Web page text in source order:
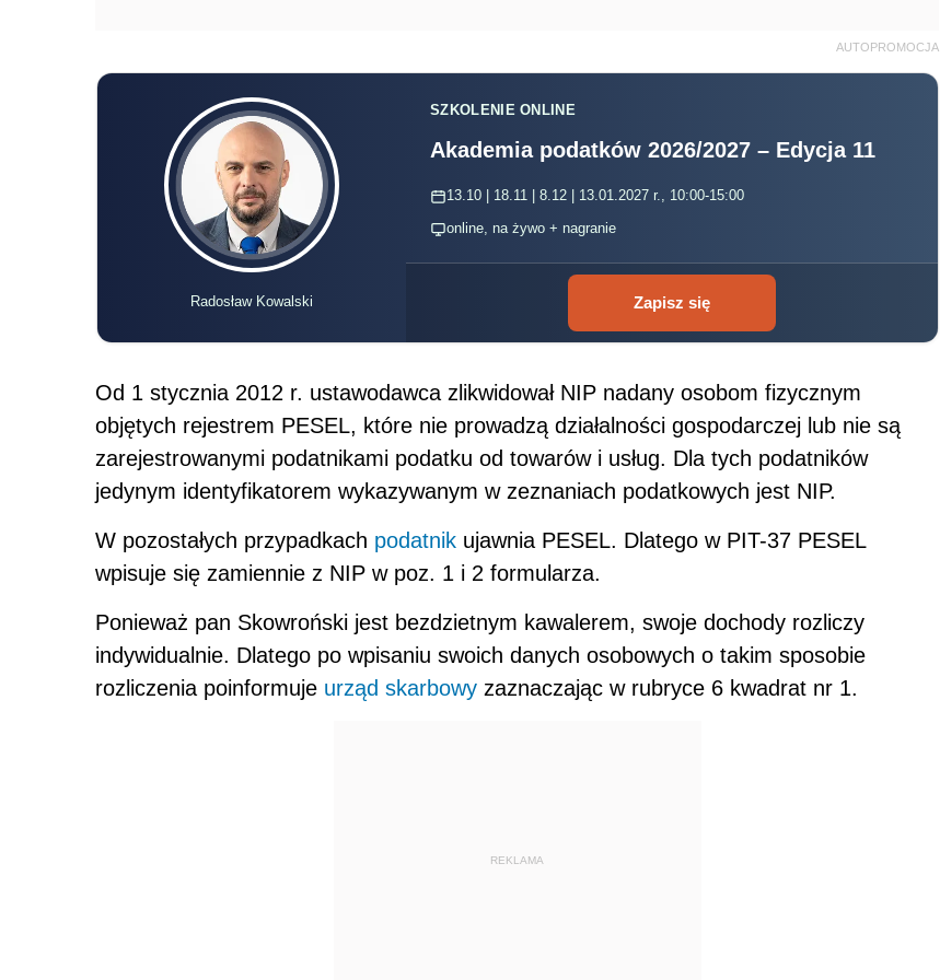
AUTOPROMOCJA
Radosław Kowalski
SZKOLENIE ONLINE
Akademia podatków 2026/2027 – Edycja 11
13.10 | 18.11 | 8.12 | 13.01.2027 r., 10:00-15:00
online, na żywo + nagranie
Zapisz się
Od 1 stycznia 2012 r. ustawodawca zlikwidował NIP nadany osobom fizycznym
objętych rejestrem PESEL, które nie prowadzą działalności gospodarczej lub nie są
zarejestrowanymi podatnikami podatku od towarów i usług. Dla tych podatników
jedynym identyfikatorem wykazywanym w zeznaniach podatkowych jest NIP.
W pozostałych przypadkach podatnik ujawnia PESEL. Dlatego w PIT-37 PESEL
wpisuje się zamiennie z NIP w poz. 1 i 2 formularza.
Ponieważ pan Skowroński jest bezdzietnym kawalerem, swoje dochody rozliczy
indywidualnie. Dlatego po wpisaniu swoich danych osobowych o takim sposobie
rozliczenia poinformuje urząd skarbowy zaznaczając w rubryce 6 kwadrat nr 1.
REKLAMA